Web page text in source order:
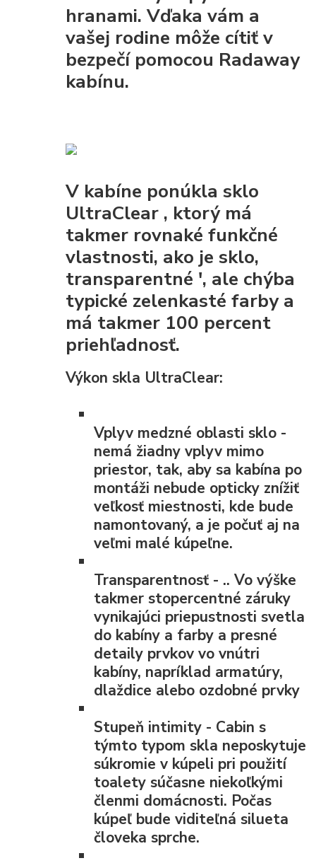
hranami. Vďaka vám a
vašej rodine môže cítiť v
bezpečí pomocou Radaway
kabínu.
V kabíne ponúklasklo
UltraClear , ktorý má
takmer rovnaké funkčné
vlastnosti, ako je sklo,
transparentné ', ale chýba
typické zelenkasté farby a
má takmer 100 percent
priehľadnosť.
Výkon skla UltraClear:
Vplyv medzné oblastisklo -
nemá žiadny vplyv mimo
priestor, tak, aby sa kabína po
montáži nebude opticky znížiť
veľkosť miestnosti, kde bude
namontovaný, a je počuť aj na
veľmi malé kúpeľne.
Transparentnosť - .. Vo výške
takmer stopercentné záruky
vynikajúci priepustnosti svetla
do kabíny a farby a presné
detaily prvkov vo vnútri
kabíny, napríklad armatúry,
dlaždice alebo ozdobné prvky
Stupeň intimity - Cabin s
týmto typom skla neposkytuje
súkromie v kúpeli pri použití
toalety súčasne niekoľkými
členmi domácnosti. Počas
kúpeľ bude viditeľná silueta
človeka sprche.